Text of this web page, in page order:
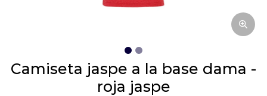
camiseta jaspe a la base dama -
roja jaspe